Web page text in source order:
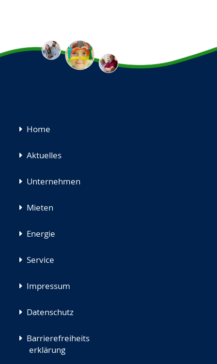
Navigation
Home
Aktuelles
Unternehmen
Mieten
Energie
Service
Impressum
Datenschutz
Barrierefreiheits
erklärung